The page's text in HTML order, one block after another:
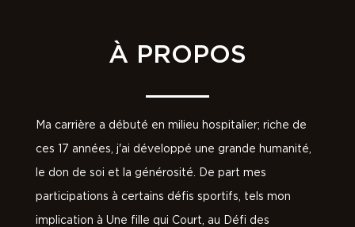
À PROPOS
Ma carrière a débuté en milieu hospitalier; riche de
ces 17 années, j'ai développé une grande humanité,
le don de soi et la générosité. De part mes
participations à certains défis sportifs, tels mon
implication à Une fille qui Court, au Défi des